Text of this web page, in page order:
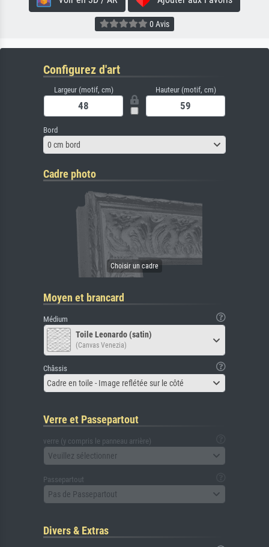
0 Avis
Configurez d'art
Largeur (motif, cm) Hauteur (motif, cm)
Bord
0 cm bord
Cadre photo
Moyen et brancard
Médium
Toile Leonardo (satin)
(Canvas Venezia)
Châssis
Cadre en toile - Image reflétée sur le côté
Verre et Passepartout
verre (y compris le panneau arrière)
Veuillez sélectionner
Passepartout
Pas de Passepartout
Divers & Extras